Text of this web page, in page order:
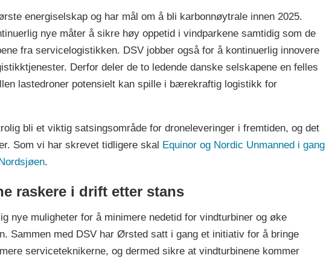
energiselskap og har mål om å bli karbonnøytrale innen 2025.
nye måter å sikre høy oppetid i vindparkene samtidig som de
fra servicelogistikken. DSV jobber også for å kontinuerlig innovere
Derfor deler de to ledende danske selskapene en felles
lastedroner potensielt kan spille i bærekraftig logistikk for
bli et viktig satsingsområde for droneleveringer i fremtiden, og det
Som vi har skrevet tidligere skal Equinor og Nordic Unmanned i gang
.
raskere i drift etter stans
nye muligheter for å minimere nedetid for vindturbiner og øke
Sammen med DSV har Ørsted satt i gang et initiativ for å bringe
serviceteknikerne, og dermed sikre at vindturbinene kommer